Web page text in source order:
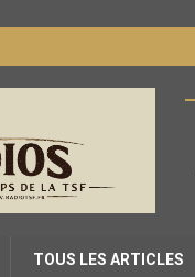
TOUS LES ARTICLES